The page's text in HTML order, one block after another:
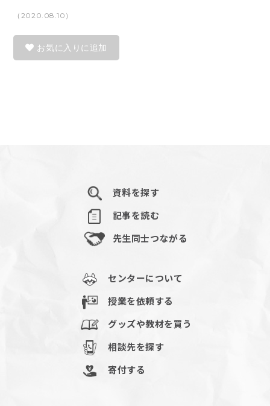
（2020.08.10）
お気に入りに追加
資料を探す
記事を読む
先生同士つながる
センターについて
授業を依頼する
グッズや教材を買う
相談先を探す
寄付する